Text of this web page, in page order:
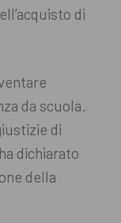
di
da scuola.
di
dichiarato
della